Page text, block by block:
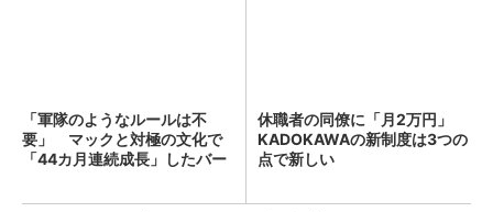
「軍隊のようなルールは不
要」 マックと対極の文化で
「44カ月連続成長」したバー
休職者の同僚に「月2万円」
KADOKAWAの新制度は3つの
点で新しい